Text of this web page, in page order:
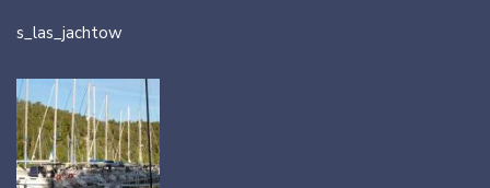
s_las_jachtow